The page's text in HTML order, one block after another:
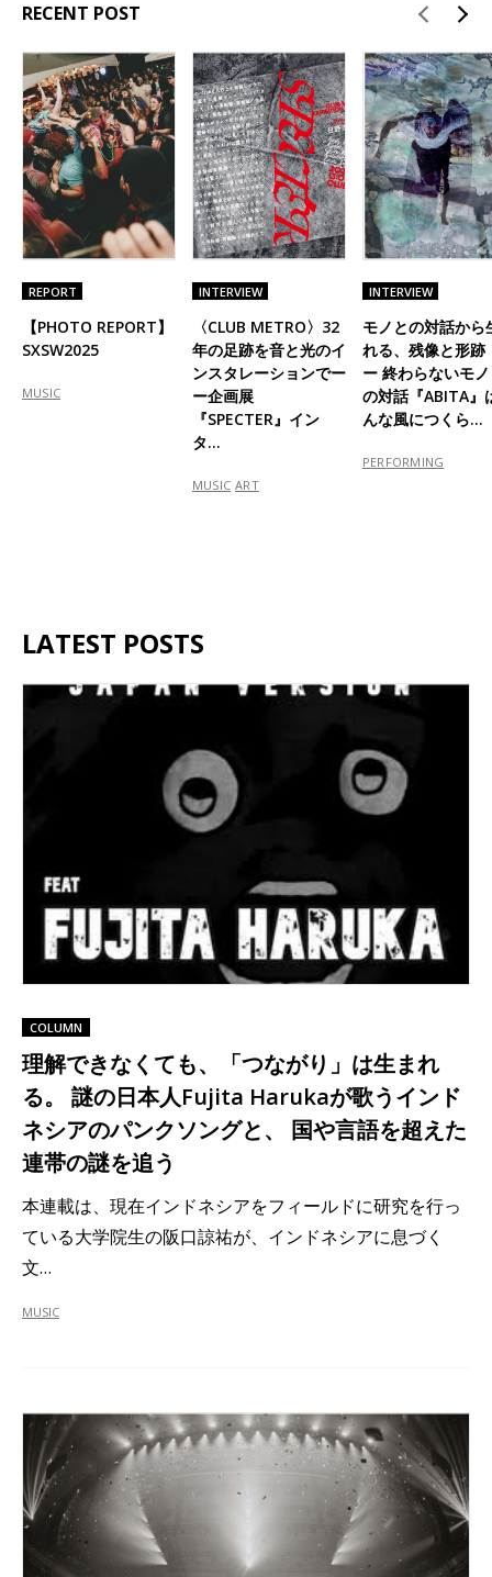
RECENT POST
REPORT
【PHOTO REPORT】
SXSW2025
MUSIC
INTERVIEW
〈CLUB METRO〉32
年の足跡を音と光のイ
ンスタレーションでー
ー企画展
『SPECTER』イン
タ…
MUSIC ART
INTERVIEW
モノとの対話から
れる、残像と形
ー 終わらないモ
の対話『ABITA』
んな風につくら…
PERFORMING
LATEST POSTS
COLUMN
理解できなくても、「つながり」は生まれ
る。 謎の日本人Fujita Harukaが歌うインド
ネシアのパンクソングと、 国や言語を超えた
連帯の謎を追う
本連載は、現在インドネシアをフィールドに研究を行っ
ている大学院生の阪口諒祐が、インドネシアに息づく
文…
MUSIC